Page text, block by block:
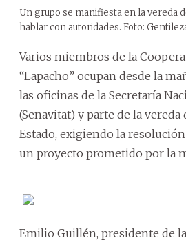
Un grupo se manifiesta en la vereda
hablar con autoridades. Foto:
Varios miembros de la
“Lapacho” ocupan desde la
las oficinas de la Secretaría
(Senavitat) y parte de la vereda
Estado, exigiendo la
un proyecto prometido por la
Emilio Guillén, presidente de